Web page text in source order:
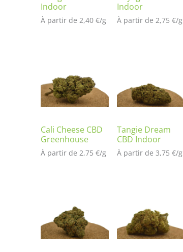
Indoor
À partir de 2,40 €/g
Indoor
À partir de 2,75 €/g
Cali Cheese CBD
Greenhouse
À partir de 2,75 €/g
Tangie Dream
CBD Indoor
À partir de 3,75 €/g